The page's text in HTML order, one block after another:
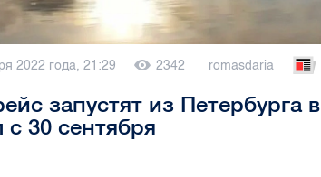
2022 года, 21:29 2342 romasdaria
запустят из Петербурга в
с 30 сентября